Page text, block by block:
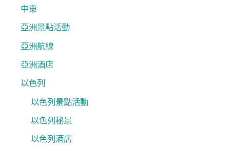
中東
亞洲景點活動
亞洲航線
亞洲酒店
以色列
以色列景點活動
以色列秘景
以色列酒店